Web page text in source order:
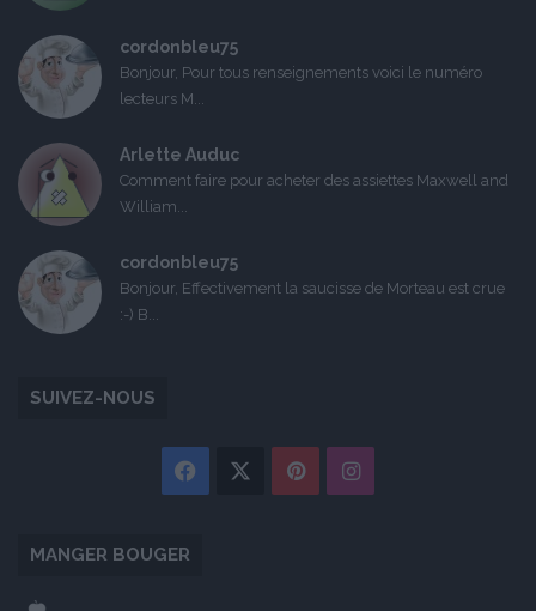
cordonbleu75
Bonjour, Pour tous renseignements voici le numéro
lecteurs M...
Arlette Auduc
Comment faire pour acheter des assiettes Maxwell and
William...
cordonbleu75
Bonjour, Effectivement la saucisse de Morteau est crue
:-) B...
SUIVEZ-NOUS
Facebook PinterestInstagram
MANGER BOUGER